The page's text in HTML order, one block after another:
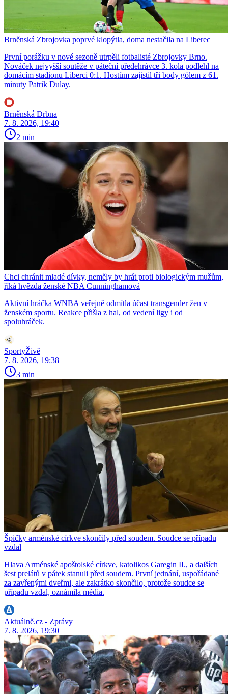
Brněnská Zbrojovka poprvé klopýtla, doma nestačila na Liberec
První porážku v nové sezoně utrpěli fotbalisté Zbrojovky Brno.
Nováček nejvyšší soutěže v páteční předehrávce 3. kola podlehl na
domácím stadionu Liberci 0:1. Hostům zajistil tři body gólem z 61.
minuty Patrik Dulay.
Brněnská Drbna
7. 8. 2026, 19:40
2 min
Chci chránit mladé dívky, neměly by hrát proti biologickým mužům,
říká hvězda ženské NBA Cunninghamová
Aktivní hráčka WNBA veřejně odmítla účast transgender žen v
ženském sportu. Reakce přišla z hal, od vedení ligy i od
spoluhráček.
SportyŽivě
7. 8. 2026, 19:38
3 min
Špičky arménské církve skončily před soudem. Soudce se případu
vzdal
Hlava Arménské apoštolské církve, katolikos Garegin II., a dalších
šest prelátů v pátek stanuli před soudem. První jednání, uspořádané
za zavřenými dveřmi, ale zakrátko skončilo, protože soudce se
případu vzdal, oznámila média.
Aktuálně.cz - Zprávy
7. 8. 2026, 19:30